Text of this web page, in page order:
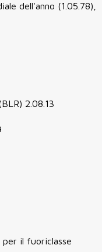
dell'anno (1.05.78),
2.08.13
per il fuoriclasse